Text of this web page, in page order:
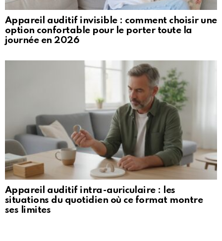
Appareil auditif invisible : comment choisir une
option confortable pour le porter toute la
journée en 2026
Appareil auditif intra-auriculaire : les
situations du quotidien où ce format montre
ses limites